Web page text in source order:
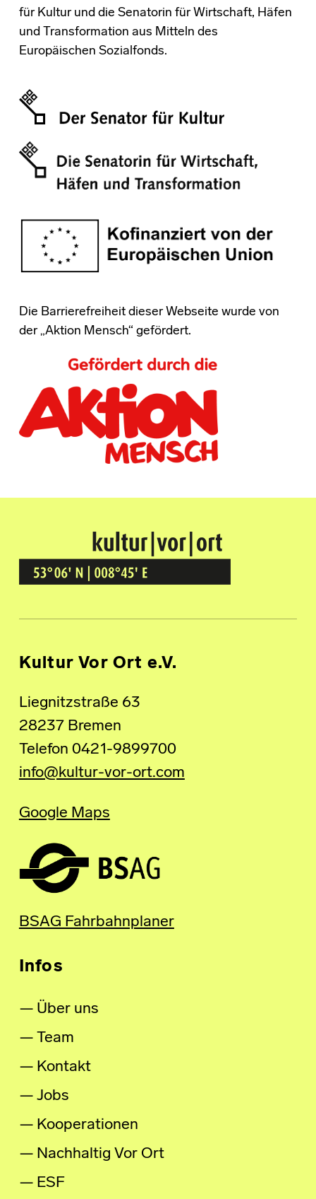
für Kultur und die Senatorin für Wirtschaft, Häfen
und Transformation aus Mitteln des
Europäischen Sozialfonds.
Die Barrierefreiheit dieser Webseite wurde von
der „Aktion Mensch“ gefördert.
Kultur Vor Ort
BREMEN GRÖPELINGEN
Kultur Vor Ort e.V.
Liegnitzstraße 63
28237 Bremen
Telefon 0421-9899700
info@kultur-vor-ort.com
Google Maps
BSAG Fahrbahnplaner
Infos
Über uns
Team
Kontakt
Jobs
Kooperationen
Nachhaltig Vor Ort
ESF